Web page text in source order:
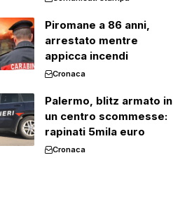
Piromane a 86 anni,
arrestato mentre
appicca incendi
Cronaca
Palermo, blitz armato in
un centro scommesse:
rapinati 5mila euro
Cronaca